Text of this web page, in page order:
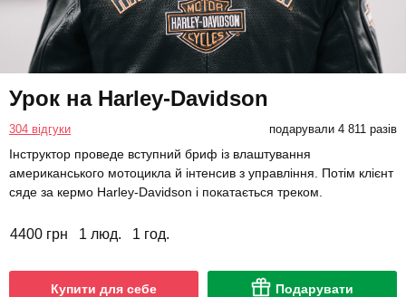
Урок на Harley-Davidson
304 відгуки подарували 4 811 разів
Інструктор проведе вступний бриф із влаштування
американського мотоцикла й інтенсив з управління. Потім клієнт
сяде за кермо Harley-Davidson і покатається треком.
4400 грн 1 люд. 1 год.
Купити для себе Подарувати